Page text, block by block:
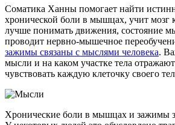
Соматика Ханны помогает найти
хронической боли в мышцах, учит мозг
лучше понимать движения, состояние
проводит нервно-мышечное
зажимы связаны с мыслями человека.
мысли и на каком участке тела
чувствовать каждую клеточку своего
Хронические боли в мышцах и зажимы